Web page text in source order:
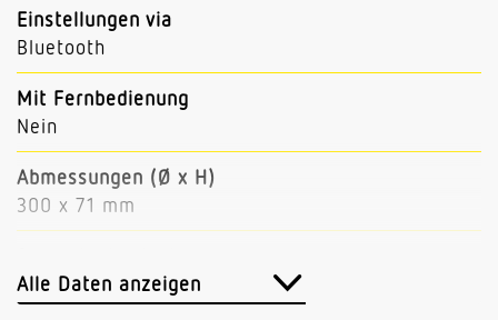
Einstellungen via
Bluetooth
Mit Fernbedienung
Nein
Abmessungen (Ø x H)
300 x 71 mm
Hochfrequenz
Alle Daten anzeigen